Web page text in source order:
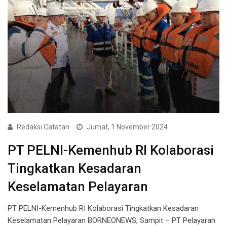
Redaksi Catatan Jumat, 1 November 2024
PT PELNI-Kemenhub RI Kolaborasi
Tingkatkan Kesadaran
Keselamatan Pelayaran
PT PELNI-Kemenhub RI Kolaborasi Tingkatkan Kesadaran
Keselamatan Pelayaran BORNEONEWS, Sampit – PT Pelayaran